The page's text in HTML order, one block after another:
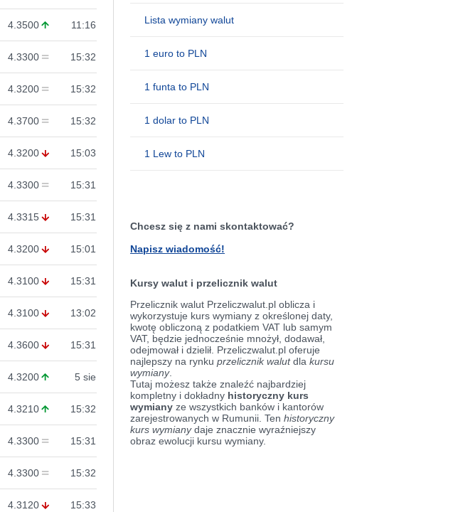
4.3500 11:16
4.3300 15:32
4.3200 15:32
4.3700 15:32
4.3200 15:03
4.3300 15:31
4.3315 15:31
4.3200 15:01
4.3100 15:31
4.3100 13:02
4.3600 15:31
4.3200 5 sie
4.3210 15:32
4.3300 15:31
4.3300 15:32
4.3120 15:33
Lista wymiany walut
1 euro to PLN
1 funta to PLN
1 dolar to PLN
1 Lew to PLN
Chcesz się z nami skontaktować?
Napisz wiadomość!
Kursy walut i przelicznik walut
Przelicznik walut Przeliczwalut.pl oblicza i
wykorzystuje kurs wymiany z określonej daty,
kwotę obliczoną z podatkiem VAT lub samym
VAT, będzie jednocześnie mnożył, dodawał,
odejmował i dzielił. Przeliczwalut.pl oferuje
najlepszy na rynku przelicznik walutdla kursu
wymiany.
Tutaj możesz także znaleźć najbardziej
kompletny i dokładny historyczny kurs
wymiany ze wszystkich banków i kantorów
zarejestrowanych w Rumunii. Ten historyczny
kurs wymianydaje znacznie wyraźniejszy
obraz ewolucji kursu wymiany.